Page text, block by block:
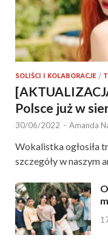
SOLIŚCI I KOLABORACJE /
Polsce już w
30/06/2022 - Amanda
Wokalistka ogłosiła
szczegóły w naszym